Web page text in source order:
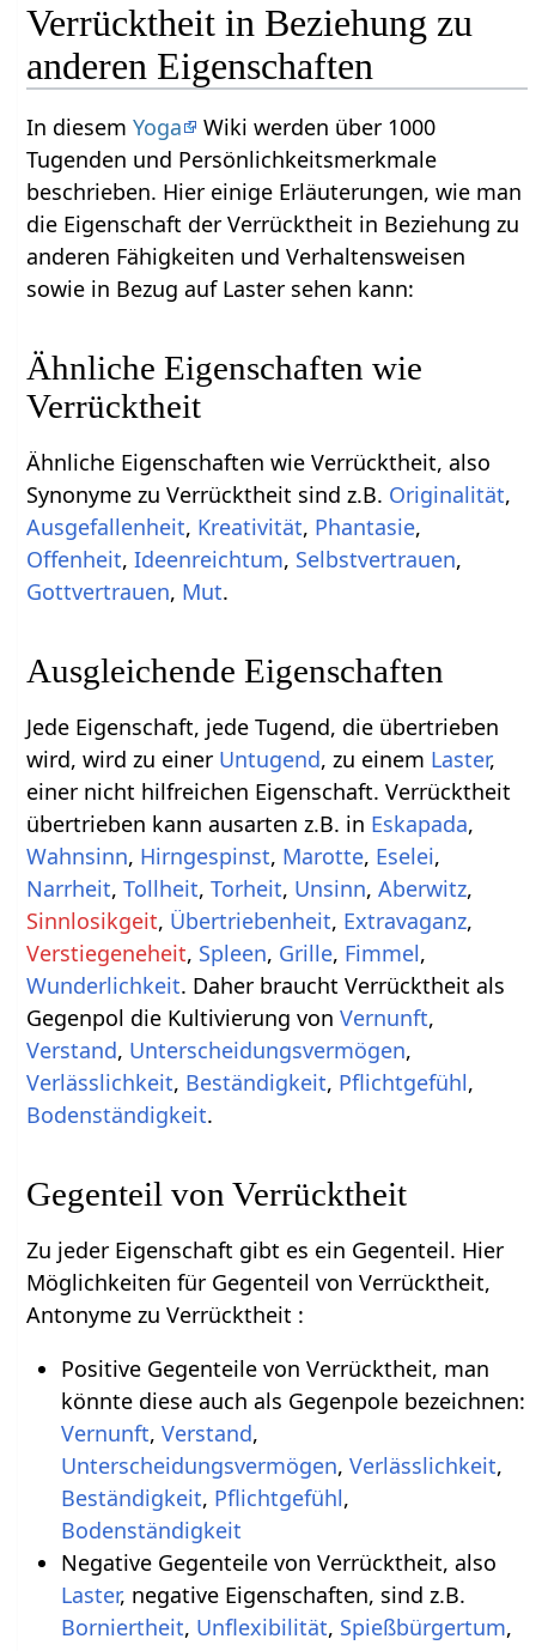
Verrücktheit in Beziehung zu
anderen Eigenschaften
In diesemYoga
Wiki werden über 1000
Tugenden und Persönlichkeitsmerkmale
beschrieben. Hier einige Erläuterungen, wie man
die Eigenschaft der Verrücktheit in Beziehung zu
anderen Fähigkeiten und Verhaltensweisen
sowie in Bezug auf Laster sehen kann:
Ähnliche Eigenschaften wie
Verrücktheit
Ähnliche Eigenschaften wie Verrücktheit, also
Synonyme zu Verrücktheit sind z.B. Originalität,
Ausgefallenheit, Kreativität, Phantasie,
Offenheit,Ideenreichtum, Selbstvertrauen,
Gottvertrauen, Mut.
Ausgleichende Eigenschaften
Jede Eigenschaft, jede Tugend, die übertrieben
wird, wird zu einer Untugend, zu einem Laster,
einer nicht hilfreichen Eigenschaft. Verrücktheit
übertrieben kann ausarten z.B. in Eskapada,
Wahnsinn, Hirngespinst, Marotte, Eselei,
Narrheit,Tollheit,Torheit, Unsinn,Aberwitz,
Sinnlosikgeit, Übertriebenheit, Extravaganz,
Verstiegeneheit, Spleen, Grille, Fimmel,
Wunderlichkeit. Daher braucht Verrücktheit als
Gegenpol die Kultivierung vonVernunft,
Verstand, Unterscheidungsvermögen,
Verlässlichkeit, Beständigkeit, Pflichtgefühl,
Bodenständigkeit.
Gegenteil von Verrücktheit
Zu jeder Eigenschaft gibt es ein Gegenteil. Hier
Möglichkeiten für Gegenteil von Verrücktheit,
Antonyme zu Verrücktheit :
Positive Gegenteile von Verrücktheit, man
könnte diese auch als Gegenpole bezeichnen:
Vernunft, Verstand,
Unterscheidungsvermögen, Verlässlichkeit,
Beständigkeit, Pflichtgefühl,
Bodenständigkeit
Negative Gegenteile von Verrücktheit, also
Laster, negative Eigenschaften, sind z.B.
Borniertheit, Unflexibilität, Spießbürgertum,